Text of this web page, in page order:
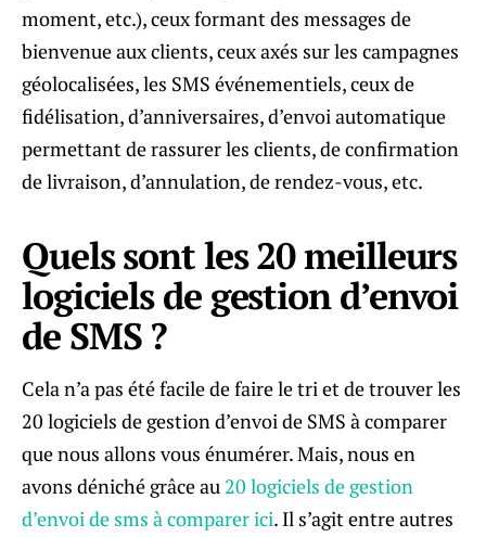
moment, etc.), ceux formant des messages de
bienvenue aux clients, ceux axés sur les campagnes
géolocalisées, les SMS événementiels, ceux de
fidélisation, d’anniversaires, d’envoi automatique
permettant de rassurer les clients, de confirmation
de livraison, d’annulation, de rendez-vous, etc.
Quels sont les 20 meilleurs
logiciels de gestion d’envoi
de SMS ?
Cela n’a pas été facile de faire le tri et de trouver les
20 logiciels de gestion d’envoi de SMS à comparer
que nous allons vous énumérer. Mais, nous en
avons déniché grâce au 20 logiciels de gestion
d’envoi de sms à comparer ici. Il s’agit entre autres